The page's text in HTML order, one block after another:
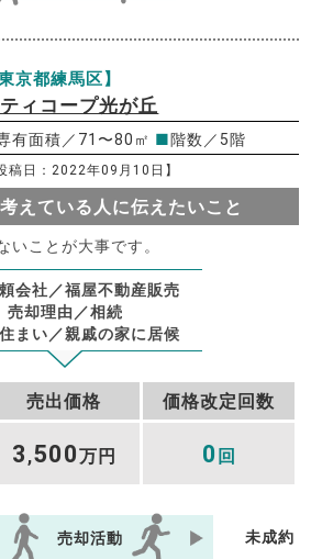
東京都練馬区】
ィコープ光が丘
有面積／71〜80㎡ ■階数／5階
稿日：2022年09月10日】
えている人に伝えたいこと
いことが大事です。
会社／福屋不動産販売
売却理由／相続
まい／親戚の家に居候
売出価格 価格改定回数
3 ,500万円 0 回
売却活動 未成約